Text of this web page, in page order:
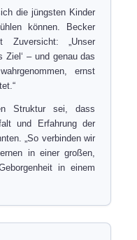
die jüngsten Kinder
können. Becker
Zuversicht: „Unser
Ziel‘ – und genau das
ernst
Struktur sei, dass
und Erfahrung der
„So verbinden wir
in einer großen,
in einem